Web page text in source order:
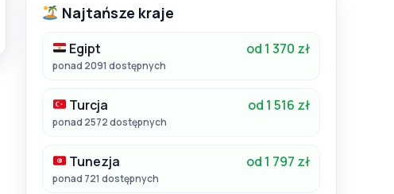
Najtańsze kraje
Egipt od 1 370 zł
ponad 2091 dostępnych
Turcja od 1 516 zł
ponad 2572 dostępnych
Tunezja od 1 797 zł
ponad 721 dostępnych